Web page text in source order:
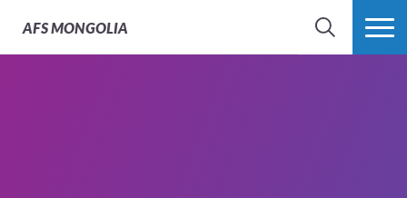
AFSMONGOLIA
SEARCH MORE